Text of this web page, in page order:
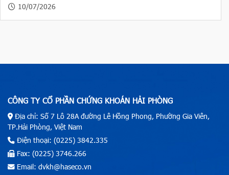
10/07/2026
CÔNG TY CỔ PHẦN CHỨNG KHOÁN HẢI PHÒNG
Địa chỉ: Số 7 Lô 28A đường Lê Hồng Phong, Phường Gia Viên,
TP.Hải Phòng, Việt Nam
Điện thoại: (0225) 3842.335
Fax: (0225) 3746.266
Email: dvkh@haseco.vn